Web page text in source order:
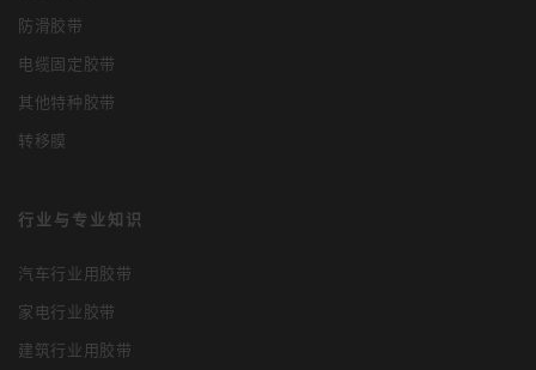
防滑胶带
电缆固定胶带
其他特种胶带
转移膜
行业与专业知识
汽车行业用胶带
家电行业胶带
建筑行业用胶带